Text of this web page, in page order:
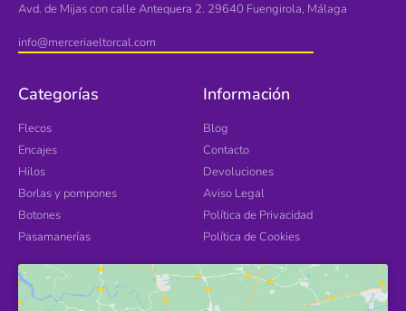
Avd. de Mijas con calle Antequera 2. 29640 Fuengirola, Málaga
info@merceriaeltorcal.com
Categorías
Flecos
Encajes
Hilos
Borlas y pompones
Botones
Pasamanerías
Información
Blog
Contacto
Devoluciones
Aviso Legal
Política de Privacidad
Política de Cookies